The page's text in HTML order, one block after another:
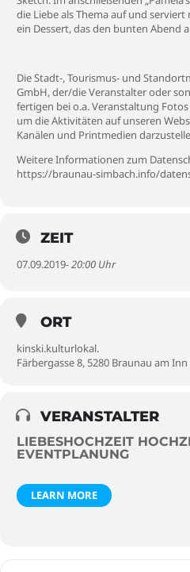
die Liebe als Thema auf und
ein Dessert, das den bunten Abend
Die Stadt-, Tourismus- und
GmbH, der/die Veranstalter oder
fertigen bei o.a. Veranstaltung
um die Aktivitäten auf unseren
Kanälen und Printmedien
Weitere Informationen zum
https://braunau-simbach.info/
ZEIT
07.09.2019- 20:00 Uhr
ORT
kinski.kulturlokal.
Färbergasse 8, 5280 Braunau am Inn
VERANSTALTER
LIEBESHOCHZEIT
EVENTPLANUNG
LEARN MORE